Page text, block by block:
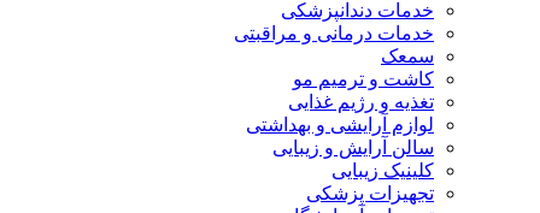
خدمات دندانپزشکی
خدمات درمانی و مراقبتی
سمعک
کاشت و ترمیم مو
تغذیه و رژیم غذایی
لوازم آرایشی و بهداشتی
سالن آرایش و زیبایی
کلینیک زیبایی
تجهیزات پزشکی